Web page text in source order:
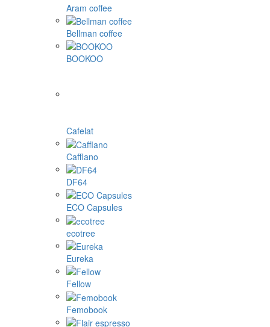
Aram coffee
Bellman coffee
BOOKOO
Cafelat
Cafflano
DF64
ECO Capsules
ecotree
Eureka
Fellow
Femobook